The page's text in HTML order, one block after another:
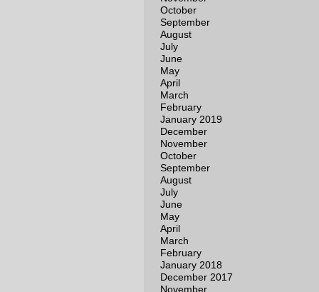
October
September
August
July
June
May
April
March
February
January 2019
December
November
October
September
August
July
June
May
April
March
February
January 2018
December 2017
November